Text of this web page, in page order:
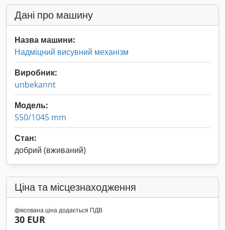
Дані про машину
Назва машини:
Надміцний висувний механізм
Виробник:
unbekannt
Модель:
550/1045 mm
Стан:
добрий (вживаний)
Ціна та місцезнаходження
фіксована ціна додається ПДВ
30 EUR